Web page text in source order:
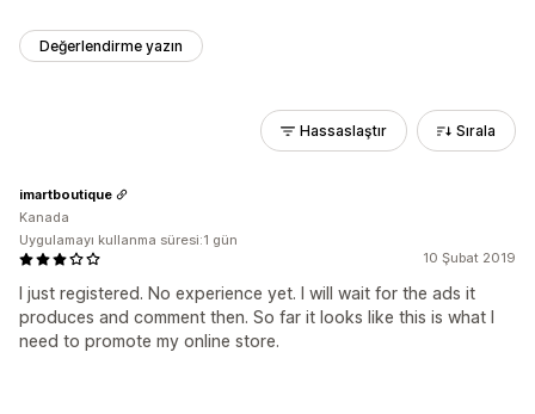
Değerlendirme yazın
Hassaslaştır Sırala
10 Şubat 2019
I just registered. No experience yet. I will wait for the ads it
produces and comment then. So far it looks like this is what I
need to promote my online store.
imartboutique
Kanada
Uygulamayı kullanma süresi:1 gün